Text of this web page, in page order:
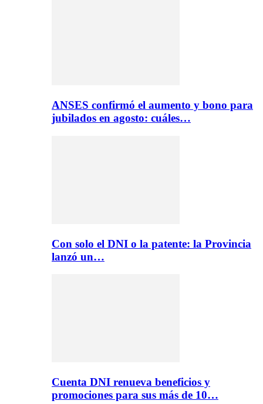
ANSES confirmó el aumento y bono para
jubilados en agosto: cuáles…
Con solo el DNI o la patente: la Provincia
lanzó un…
Cuenta DNI renueva beneficios y
promociones para sus más de 10…